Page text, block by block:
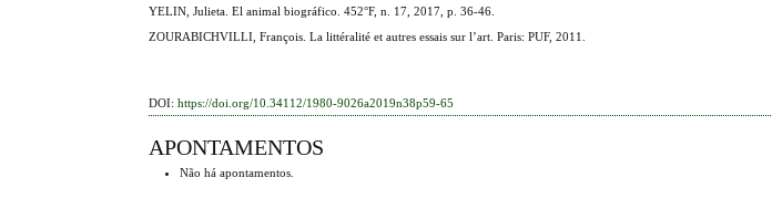
YELIN, Julieta. El animal biográfico. 452°F, n. 17, 2017, p. 36-46.
ZOURABICHVILLI, François. La littéralité et autres essais sur l’art. Paris: PUF, 2011.
DOI:https://doi.org/10.34112/1980-9026a2019n38p59-65
APONTAMENTOS
Não há apontamentos.